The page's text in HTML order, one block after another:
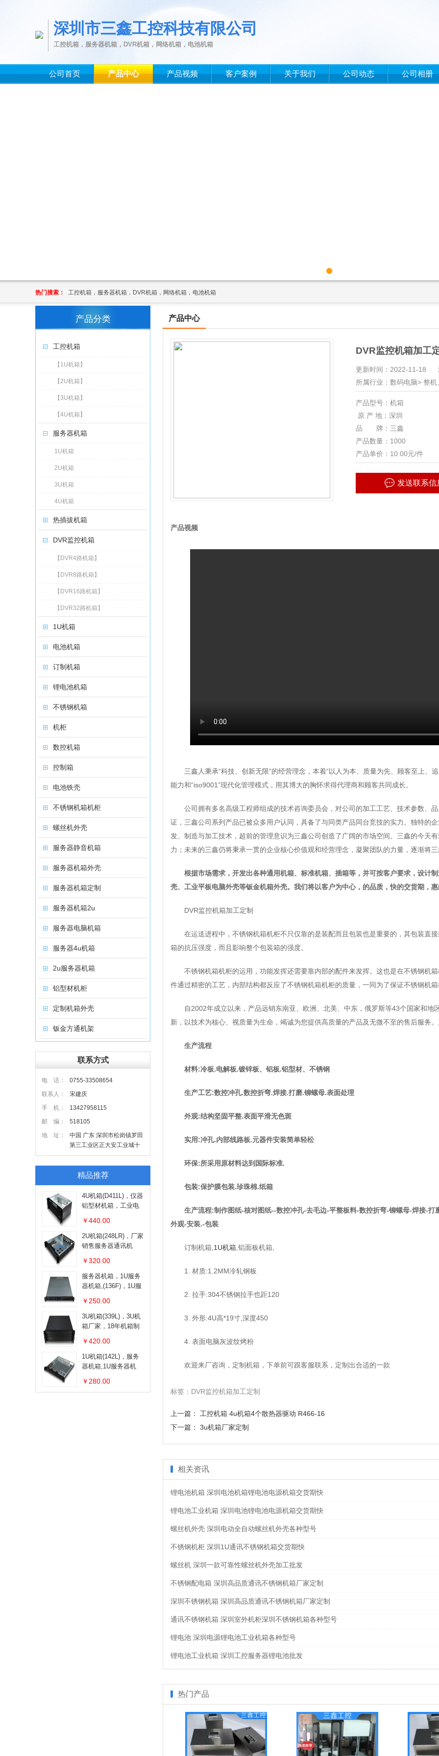
深圳市三鑫工控科技有限公司
工控机箱，服务器机箱，DVR机箱，网络机箱，电池机箱
公司首页 产品中心 产品视频 客户案例 关于我们 公司动态 公司相册
热门搜索： 工控机箱，服务器机箱，DVR机箱，网络机箱，电池机箱
产品分类
工控机箱
【1U机箱】
【2U机箱】
【3U机箱】
【4U机箱】
服务器机箱
1U机箱
2U机箱
3U机箱
4U机箱
热插拔机箱
DVR监控机箱
【DVR4路机箱】
【DVR8路机箱】
【DVR16路机箱】
【DVR32路机箱】
1U机箱
电池机箱
订制机箱
锂电池机箱
不锈钢机箱
机柜
数控机箱
控制箱
电池铁壳
不锈钢机箱机柜
螺丝机外壳
服务器静音机箱
服务器机箱外壳
服务器机箱定制
服务器机箱2u
服务器电脑机箱
服务器4u机箱
2u服务器机箱
铝型材机柜
定制机箱外壳
钣金方通机架
联系方式
电 话：
0755-33508654
联系人：
宋建庆
手 机：
13427958115
邮 编：
518105
地 址：
中国 广东 深圳市松岗镇罗田
第三工业区正大安工业城十
五栋
精品推荐
4U机箱(D411L)，仪器
铝型材机箱，工业电
机箱方便拆装
￥440.00
2U机箱(248LR)，厂家
销售服务器通讯机
控小机箱
￥320.00
服务器机箱，1U服务
器机箱,(136F)，1U服
机箱加工
￥250.00
3U机箱(339L)，3U机
箱厂家，18年机箱制
￥420.00
1U机箱(142L)，服务
器机箱,1U服务器机
￥280.00
产品中心
DVR监控机箱加工
更新时间：2022-11-18
所属行业：数码电脑> 整
产品型号：机箱
原 产 地：深圳
品 牌：三鑫
产品数量：1000
产品单价：10.00元/件
发送联系信
产品视频
三鑫人秉承“科技、创新无限”的经营理念，本着“以人为本、质量为先、顾客至上、
能力和“iso9001”现代化管理模式，用其博大的胸怀求得代理商和顾客共同成长。
公司拥有多名高级工程师组成的技术咨询委员会，对公司的加工工艺、技术参数、
证，三鑫公司系列产品已被众多用户认同，具备了与同类产品同台竞技的实力。独特的
发、制造与加工技术，超前的管理意识为三鑫公司创造了广阔的市场空间。三鑫的今天
力；未来的三鑫仍将秉承一贯的企业核心价值观和经营理念，凝聚团队的力量，逐渐将
根据市场需求，开发出各种通用机箱、标准机箱、插箱等，并可按客户要求，设计
壳、工业平板电脑外壳等钣金机箱外壳。我们将以客户为中心，的品质，快的交货期，
DVR监控机箱加工定制
在运送进程中，不锈钢机箱机柜不只仅靠的是装配而且包装也是重要的，其包装直
箱的抗压强度，而且影响整个包装箱的强度。
不锈钢机箱机柜的运用，功能发挥还需要靠内部的配件来发挥。这也是在不锈钢机
件通过精密的工艺，内部结构都反应了不锈钢机箱机柜的质量，一同为了保证不锈钢机
自2002年成立以来，产品远销东南亚、欧洲、北美、中东，俄罗斯等43个国家和地
新，以技术为核心、视质量为生命，竭诚为您提供高质量的产品及无微不至的售后服务
生产流程
材料:冷板.电解板.镀锌板、铝板.铝型材、不锈钢
生产工艺:数控冲孔.数控折弯.焊接.打磨.铆螺母.表面处理
外观:结构坚固平整.表面平滑无色斑
实用:冲孔.内部线路板.元器件安装简单轻松
环保:所采用原材料达到国际标准.
包装:保护膜包装.珍珠棉.纸箱
生产流程:制作图纸-核对图纸--数控冲孔-去毛边-平整板料-数控折弯-铆螺母-焊接-
外观-安装.-包装
订制机箱, 1U机箱 ,铝面板机箱,
1. 材质:1.2MM冷轧钢板
2. 拉手:304不锈钢拉手也距120
3. 外形:4U高*19寸,深度450
4. 表面电脑灰波纹烤粉
欢迎来厂咨询，定制机箱，下单前可跟客服联系，定制出合适的一款
标签：DVR监控机箱加工定制
上一篇： 工控机箱 4u机箱4个散热器驱动 R466-16
下一篇： 3u机箱厂家定制
相关资讯
锂电池机箱 深圳电池机箱锂电池电源机箱交货期快
锂电池工业机箱 深圳电池锂电池电源机箱交货期快
螺丝机外壳 深圳电动全自动螺丝机外壳各种型号
不锈钢机柜 深圳1U通讯不锈钢机箱交货期快
螺丝机 深圳一款可靠性螺丝机外壳加工批发
不锈钢配电箱 深圳高品质通讯不锈钢机箱厂家定制
深圳不锈钢机箱 深圳高品质通讯不锈钢机箱厂家定制
通讯不锈钢机箱 深圳室外机柜深圳不锈钢机箱各种型号
锂电池 深圳电源锂电池工业机箱各种型号
锂电池工业机箱 深圳工控服务器锂电池批发
热门产品